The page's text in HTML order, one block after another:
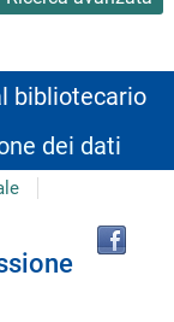
bibliotecario
dei dati